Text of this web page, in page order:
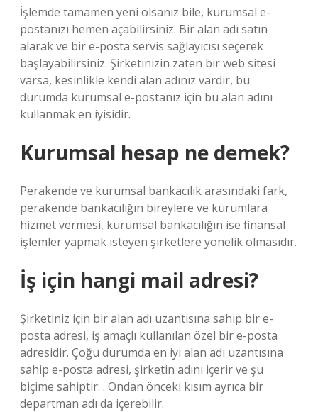
İşlemde tamamen yeni olsanız bile, kurumsal e-
postanızı hemen açabilirsiniz. Bir alan adı satın
alarak ve bir e-posta servis sağlayıcısı seçerek
başlayabilirsiniz. Şirketinizin zaten bir web sitesi
varsa, kesinlikle kendi alan adınız vardır, bu
durumda kurumsal e-postanız için bu alan adını
kullanmak en iyisidir.
Kurumsal hesap ne demek?
Perakende ve kurumsal bankacılık arasındaki fark,
perakende bankacılığın bireylere ve kurumlara
hizmet vermesi, kurumsal bankacılığın ise finansal
işlemler yapmak isteyen şirketlere yönelik olmasıdır.
İş için hangi mail adresi?
Şirketiniz için bir alan adı uzantısına sahip bir e-
posta adresi, iş amaçlı kullanılan özel bir e-posta
adresidir. Çoğu durumda en iyi alan adı uzantısına
sahip e-posta adresi, şirketin adını içerir ve şu
biçime sahiptir: . Ondan önceki kısım ayrıca bir
departman adı da içerebilir.